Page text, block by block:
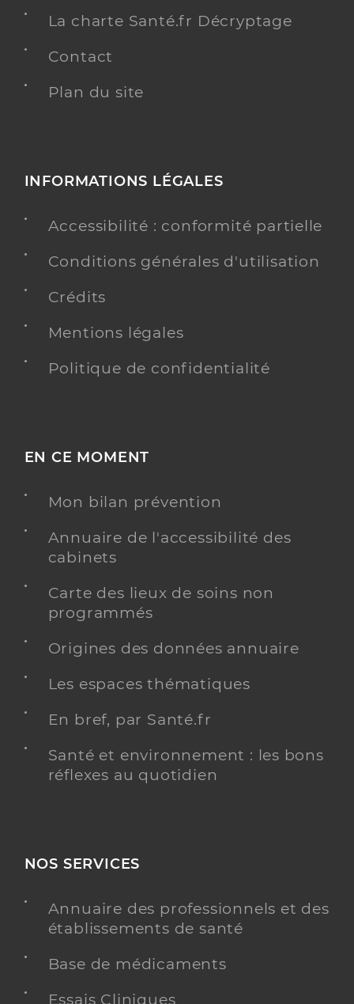
La charte Santé.fr Décryptage
Contact
Plan du site
INFORMATIONS LÉGALES
Accessibilité : conformité partielle
Conditions générales d'utilisation
Crédits
Mentions légales
Politique de confidentialité
EN CE MOMENT
Mon bilan prévention
Annuaire de l'accessibilité des
cabinets
Carte des lieux de soins non
programmés
Origines des données annuaire
Les espaces thématiques
En bref, par Santé.fr
Santé et environnement : les bons
réflexes au quotidien
NOS SERVICES
Annuaire des professionnels et des
établissements de santé
Base de médicaments
Essais Cliniques